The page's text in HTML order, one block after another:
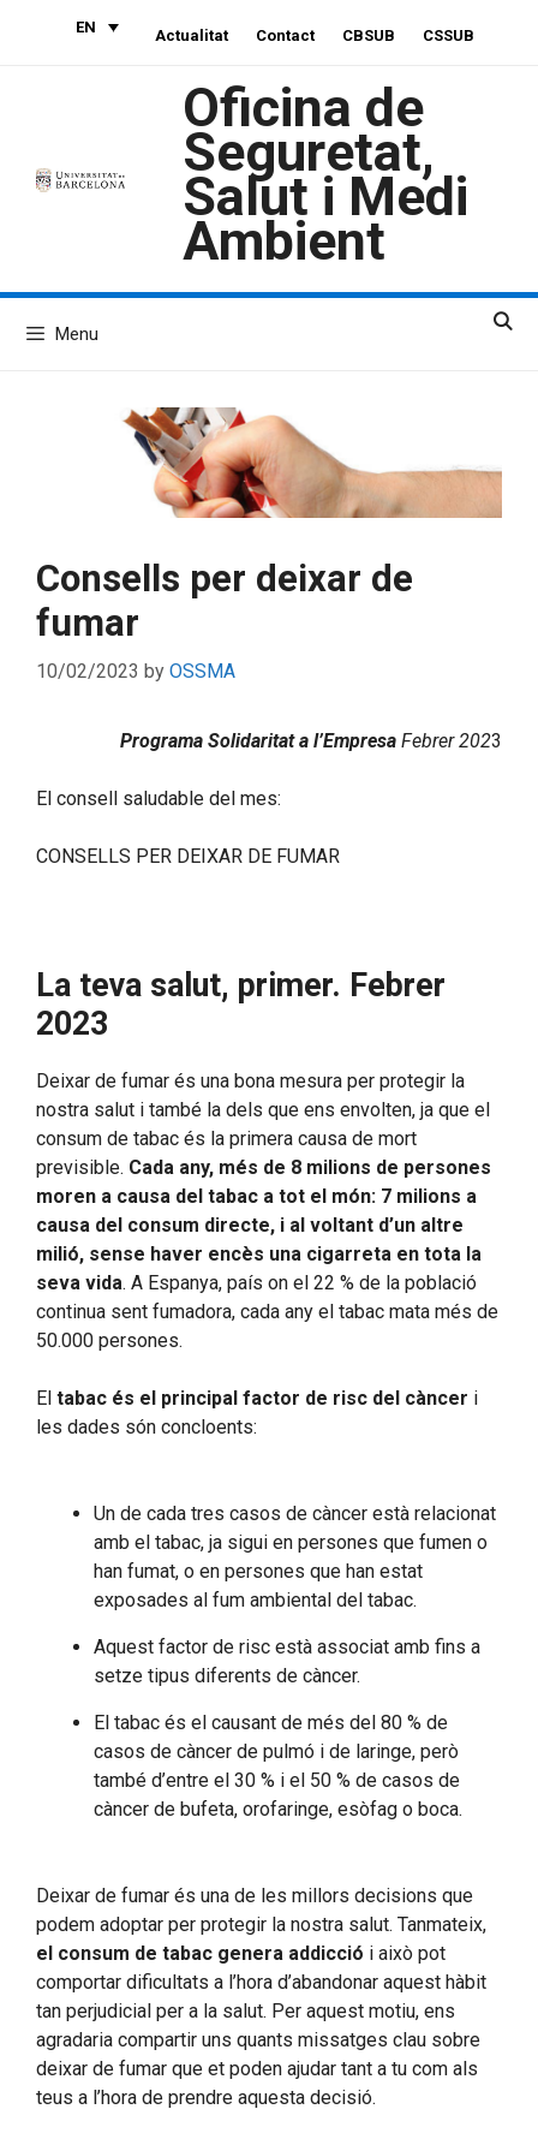
EN Actualitat Contact CBSUB CSSUB
Oficina de
Seguretat,
Salut i Medi
Ambient
Menu
Consells per deixar de
fumar
10/02/2023 by OSSMA
Programa Solidaritat a l’Empresa Febrer 2023
El consell saludable del mes:
CONSELLS PER DEIXAR DE FUMAR
La teva salut, primer. Febrer
2023
Deixar de fumar és una bona mesura per protegir la
nostra salut i també la dels que ens envolten, ja que el
consum de tabac és la primera causa de mort
previsible. Cada any, més de 8 milions de persones
moren a causa del tabac a tot el món: 7 milions a
causa del consum directe, i al voltant d’un altre
milió, sense haver encès una cigarreta en tota la
seva vida. A Espanya, país on el 22 % de la població
continua sent fumadora, cada any el tabac mata més de
50.000 persones.
El tabac és el principal factor de risc del càncer i
les dades són concloents:
Un de cada tres casos de càncer està relacionat
amb el tabac, ja sigui en persones que fumen o
han fumat, o en persones que han estat
exposades al fum ambiental del tabac.
Aquest factor de risc està associat amb fins a
setze tipus diferents de càncer.
El tabac és el causant de més del 80 % de
casos de càncer de pulmó i de laringe, però
també d’entre el 30 % i el 50 % de casos de
càncer de bufeta, orofaringe, esòfag o boca.
Deixar de fumar és una de les millors decisions que
podem adoptar per protegir la nostra salut. Tanmateix,
el consum de tabac genera addicció i això pot
comportar dificultats a l’hora d’abandonar aquest hàbit
tan perjudicial per a la salut. Per aquest motiu, ens
agradaria compartir uns quants missatges clau sobre
deixar de fumar que et poden ajudar tant a tu com als
teus a l’hora de prendre aquesta decisió.